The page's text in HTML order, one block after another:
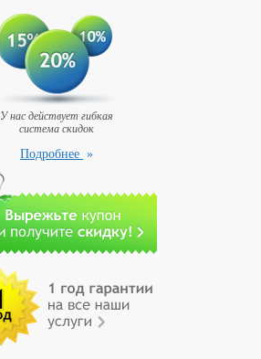
У нас действует гибкая
система скидок
Подробнее »